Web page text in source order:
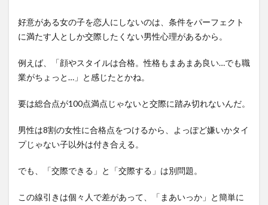
好意がある女の子を恋人にしないのは、条件をパーフェクト
に満たす人としか交際したくない男性心理があるから。
例えば、「顔やスタイルは合格。性格もまあまあ良い…でも職
業がちょっと…」と感じたとかね。
要は総合点が100点満点じゃないと交際に踏み切れないんだ。
男性は8割の女性に合格点をつけるから、よっぽど嫌いかタイ
プじゃない子以外は付き合える。
でも、「交際できる」と「交際する」は別問題。
この線引きは個々人で差があって、「まあいっか」と簡単に